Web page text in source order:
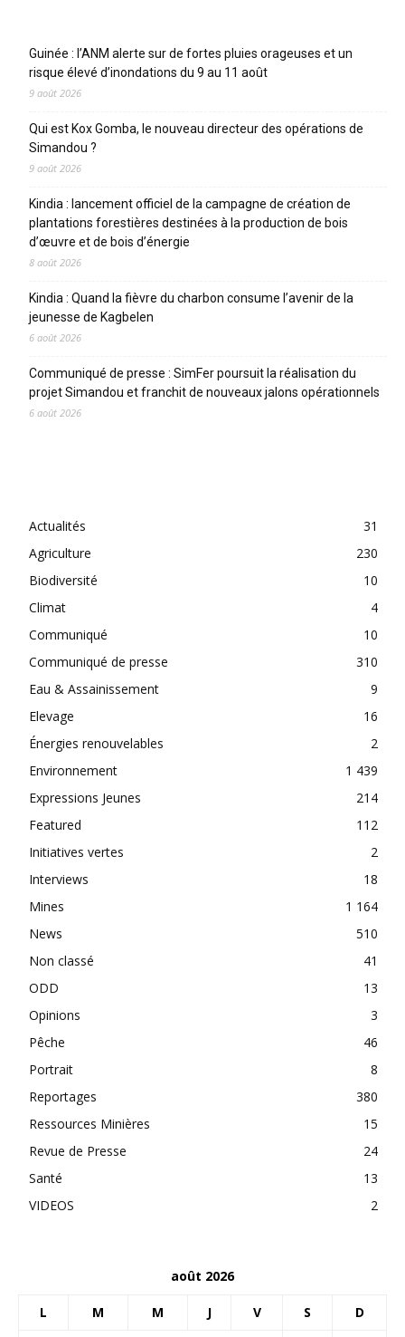
Guinée : l’ANM alerte sur de fortes pluies orageuses et un
risque élevé d’inondations du 9 au 11 août
9 août 2026
Qui est Kox Gomba, le nouveau directeur des opérations de
Simandou ?
9 août 2026
Kindia : lancement officiel de la campagne de création de
plantations forestières destinées à la production de bois
d’œuvre et de bois d’énergie
8 août 2026
Kindia : Quand la fièvre du charbon consume l’avenir de la
jeunesse de Kagbelen
6 août 2026
Communiqué de presse : SimFer poursuit la réalisation du
projet Simandou et franchit de nouveaux jalons opérationnels
6 août 2026
Actualités
31
Agriculture
230
Biodiversité
10
Climat
4
Communiqué
10
Communiqué de presse
310
Eau & Assainissement
9
Elevage
16
Énergies renouvelables
2
Environnement
1 439
Expressions Jeunes
214
Featured
112
Initiatives vertes
2
Interviews
18
Mines
1 164
News
510
Non classé
41
ODD
13
Opinions
3
Pêche
46
Portrait
8
Reportages
380
Ressources Minières
15
Revue de Presse
24
Santé
13
VIDEOS
2
août 2026
L M M J V S D